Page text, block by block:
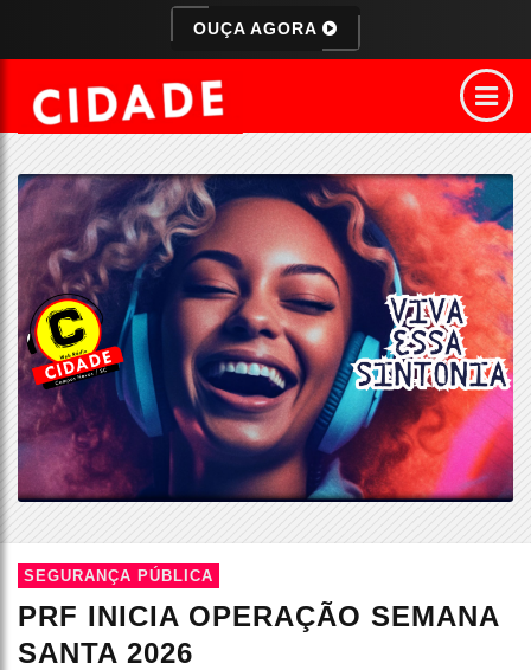
OUÇA AGORA
SEGURANÇA PÚBLICA
PRF INICIA OPERAÇÃO SEMANA
SANTA 2026